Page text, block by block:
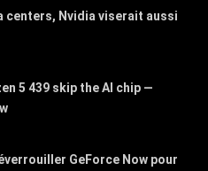
centers, Nvidia viserait aussi
5 439 skip the AI chip —
GeForce Now pour